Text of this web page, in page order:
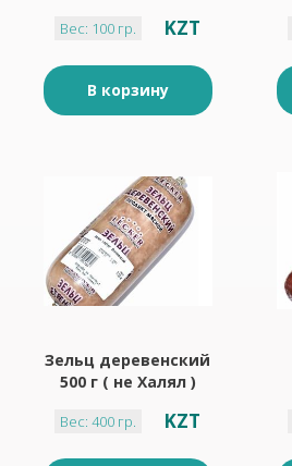
Вес: 100 гр. KZT
В корзину
Зельц деревенский
500 г ( не Халял )
Вес: 400 гр. KZT